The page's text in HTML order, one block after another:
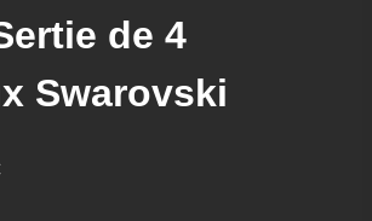
de 4
Swarovski